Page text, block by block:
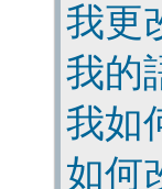
我更
我的
我如
如何